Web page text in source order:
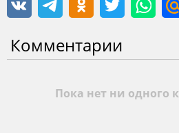
Комментарии
Пока нет ни одного